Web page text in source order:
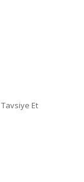
Tavsiye Et